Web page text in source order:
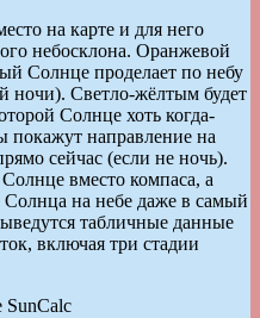
на карте и для него
небосклона. Оранжевой
Солнце проделает по небу
ночи). Светло-жёлтым будет
Солнце хоть когда-
покажут направление на
сейчас (если не ночь).
вместо компаса, а
на небе даже в самый
табличные данные
включая три стадии
SunCalc